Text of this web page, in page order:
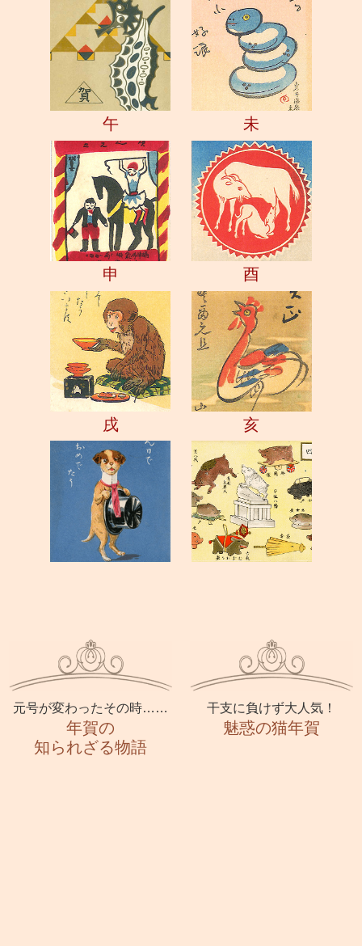
午 未
申 酉
戌 亥
元号が変わったその時……
年賀の
知られざる物語
干支に負けず大人気！
魅惑の猫年賀